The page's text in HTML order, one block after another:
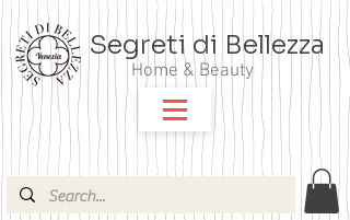
Segreti di Bellezza
Home & Beauty